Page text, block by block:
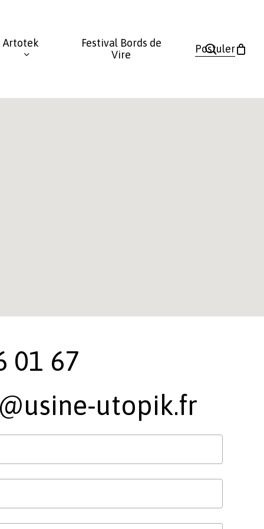
Artotek
Festival Bords de
Vire
Postuler
search
panier
panier est vide.
01 67
utopik.fr